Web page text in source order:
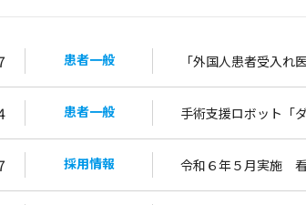
患者一般 「外国人患者受入
患者一般 手術支援ロボット「
採用情報 令和６年５月実施